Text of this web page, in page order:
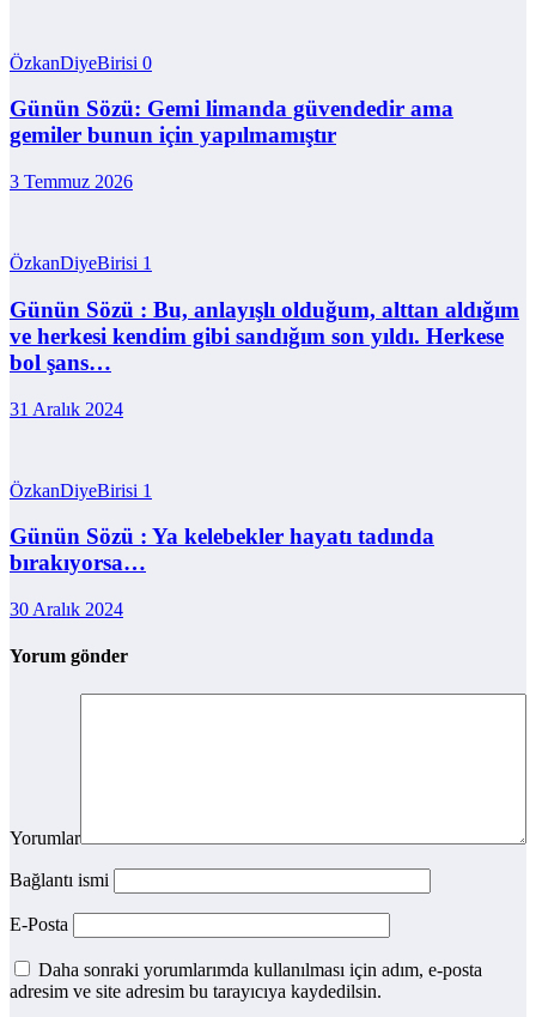
ÖzkanDiyeBirisi 0
Günün Sözü: Gemi limanda güvendedir ama
gemiler bunun için yapılmamıştır
3 Temmuz 2026
ÖzkanDiyeBirisi 1
Günün Sözü : Bu, anlayışlı olduğum, alttan aldığım
ve herkesi kendim gibi sandığım son yıldı. Herkese
bol şans…
31 Aralık 2024
ÖzkanDiyeBirisi 1
Günün Sözü : Ya kelebekler hayatı tadında
bırakıyorsa…
30 Aralık 2024
Yorum gönder
Yorumlar
Bağlantı ismi
E-Posta
Daha sonraki yorumlarımda kullanılması için adım, e-posta
adresim ve site adresim bu tarayıcıya kaydedilsin.